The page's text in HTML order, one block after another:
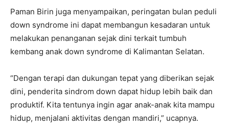
Paman Birin juga menyampaikan, peringatan bulan peduli
down syndrome ini dapat membangun kesadaran untuk
melakukan penanganan sejak dini terkait tumbuh
kembang anak down syndrome di Kalimantan Selatan.
“Dengan terapi dan dukungan tepat yang diberikan sejak
dini, penderita sindrom down dapat hidup lebih baik dan
produktif. Kita tentunya ingin agar anak-anak kita mampu
hidup, menjalani aktivitas dengan mandiri,” ucapnya.